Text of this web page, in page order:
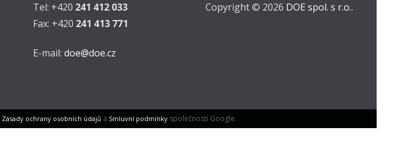
Tel: +420 241 412 033
Fax: +420 241 413 771
E-mail: doe@doe.cz
Copyright © 2026 DOE spol. s r.o..
Zásady ochrany osobních údajů a Smluvní podmínkyspolečnosti Google.